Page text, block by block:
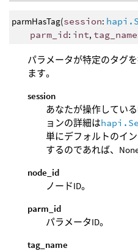
parmHasTag(session:
parm_id: int, tag_name
パラメータが特定のタグ
ます。
session
あなたが操作してい
ョンの詳細は
単にデフォルトのイ
するのであれば、
node_id
ノードID。
parm_id
パラメータID。
tag_name